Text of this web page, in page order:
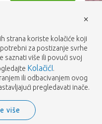
strana koriste kolačiće koji
za postizanje svrhe
saznati više ili povući svoj
KolačićI.
ili odbacivanjem ovog
pregledavati inače.
više
×